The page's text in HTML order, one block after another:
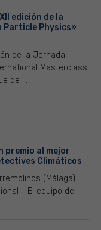
edición de la
Particle Physics»
de la Jornada
Masterclass
de ...
premio al mejor
Climáticos
(Málaga)
- El equipo del